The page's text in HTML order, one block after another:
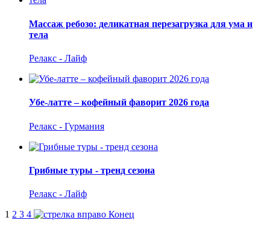
Массаж ребозо: деликатная перезагрузка для ума и
тела
Релакс - Лайф
Убе-латте – кофейный фаворит 2026 года
Релакс - Гурмания
Грибные туры - тренд сезона
Релакс - Лайф
1 2 3 4
Конец